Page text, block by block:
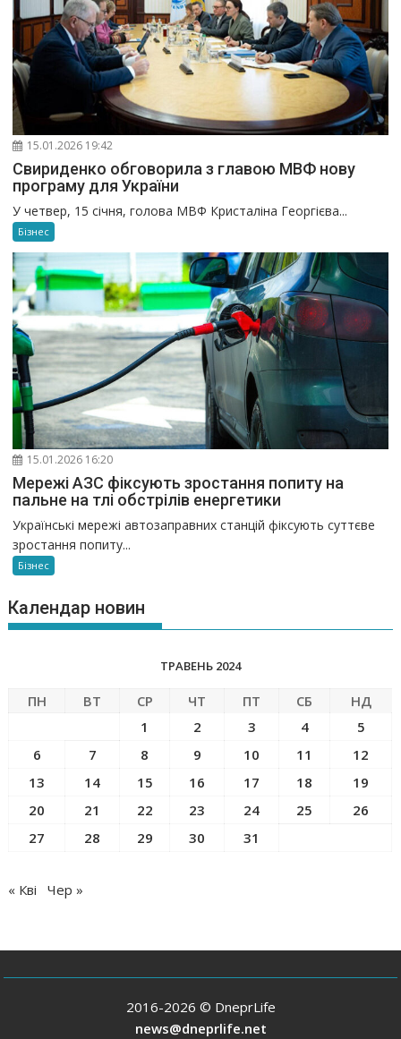
15.01.2026 19:42
Свириденко обговорила з главою МВФ нову
програму для України
У четвер, 15 січня, голова МВФ Кристаліна Георгієва...
Бізнес
15.01.2026 16:20
Мережі АЗС фіксують зростання попиту на
пальне на тлі обстрілів енергетики
Українські мережі автозаправних станцій фіксують суттєве
зростання попиту...
Бізнес
Календар новин
ТРАВЕНЬ 2024
ПН ВТ СР ЧТ ПТ СБ
НД
1
2 3 4
5
6
7 8 9 10 11
12
13
14 15 16 17 18
19
20
21 22 23 24 25
26
27
28 29 30 31
« Кві Чер »
2016-2026 © DneprLife
news@dneprlife.net